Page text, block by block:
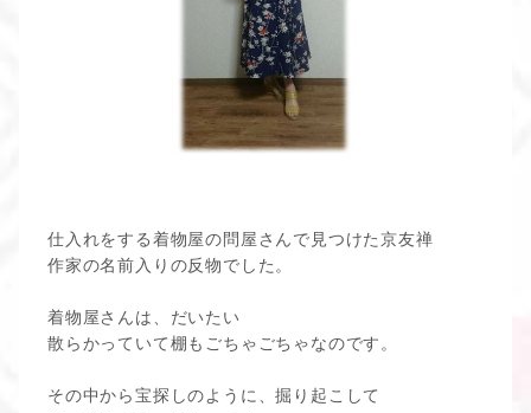
仕入れをする着物屋の問屋さんで見つけた京友禅
作家の名前入りの反物でした。
着物屋さんは、だいたい
散らかっていて棚もごちゃごちゃなのです。
その中から宝探しのように、掘り起こして